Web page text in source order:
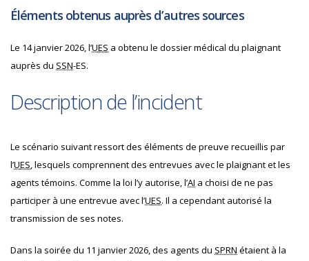
Éléments obtenus auprès d’autres sources
Le 14 janvier 2026, l’UES a obtenu le dossier médical du plaignant
auprès du SSN-ES.
Description de l’incident
Le scénario suivant ressort des éléments de preuve recueillis par
l’UES, lesquels comprennent des entrevues avec le plaignant et les
agents témoins. Comme la loi l’y autorise, l’AI a choisi de ne pas
participer à une entrevue avec l’UES. Il a cependant autorisé la
transmission de ses notes.
Dans la soirée du 11 janvier 2026, des agents du SPRN étaient à la